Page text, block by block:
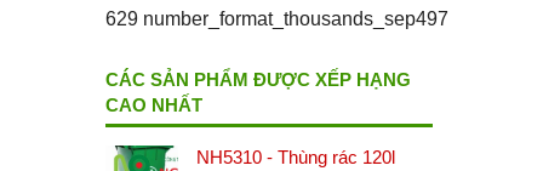
629 number_format_thousands_sep497
CÁC SẢN PHẨM ĐƯỢC XẾP HẠNG
CAO NHẤT
NH5310 - Thùng rác 120l